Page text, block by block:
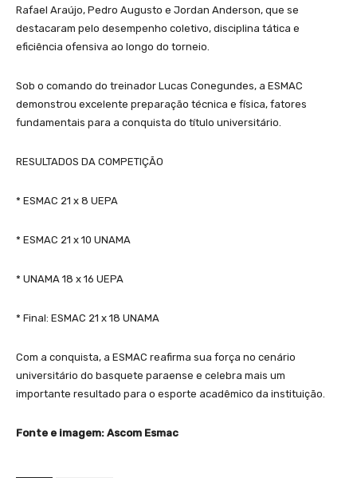
Rafael Araújo, Pedro Augusto e Jordan Anderson, que se
destacaram pelo desempenho coletivo, disciplina tática e
eficiência ofensiva ao longo do torneio.
Sob o comando do treinador Lucas Conegundes, a ESMAC
demonstrou excelente preparação técnica e física, fatores
fundamentais para a conquista do título universitário.
RESULTADOS DA COMPETIÇÃO
* ESMAC 21 x 8 UEPA
* ESMAC 21 x 10 UNAMA
* UNAMA 18 x 16 UEPA
* Final: ESMAC 21 x 18 UNAMA
Com a conquista, a ESMAC reafirma sua força no cenário
universitário do basquete paraense e celebra mais um
importante resultado para o esporte acadêmico da instituição.
Fonte e imagem: Ascom Esmac